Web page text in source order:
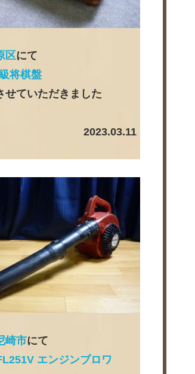
区にて
将棋盤
せていただきました
2023.03.11
崎市にて
エンジンブロワ